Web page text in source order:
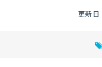
更新